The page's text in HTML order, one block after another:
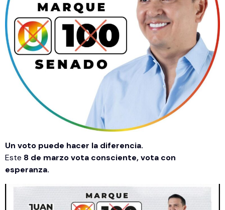
Un voto puede hacer la diferencia.
Este 8 de marzo vota consciente, vota con
esperanza.